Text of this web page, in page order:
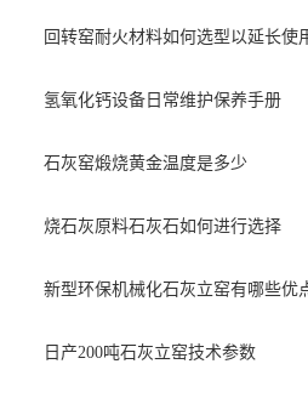
回转窑耐火材料如何选型以延长使
氢氧化钙设备日常维护保养手册
石灰窑煅烧黄金温度是多少
烧石灰原料石灰石如何进行选择
新型环保机械化石灰立窑有哪些优
日产200吨石灰立窑技术参数